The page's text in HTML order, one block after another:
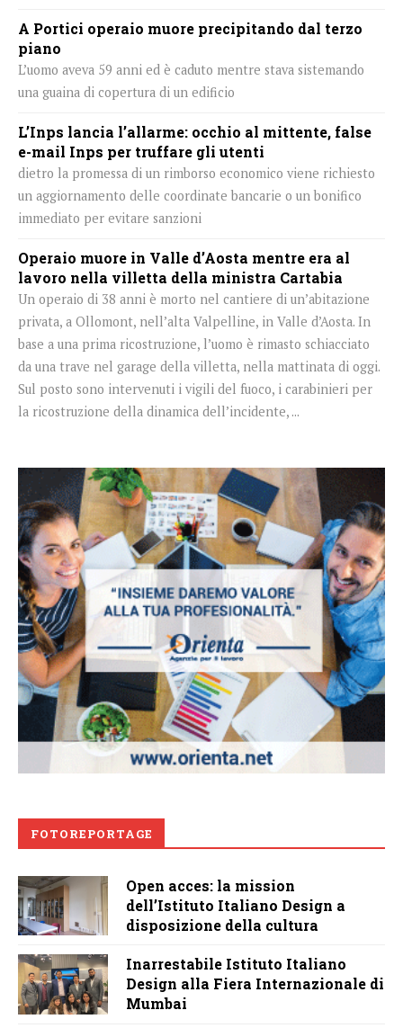
A Portici operaio muore precipitando dal terzo
piano
L’uomo aveva 59 anni ed è caduto mentre stava sistemando
una guaina di copertura di un edificio
L’Inps lancia l’allarme: occhio al mittente, false
e-mail Inps per truffare gli utenti
dietro la promessa di un rimborso economico viene richiesto
un aggiornamento delle coordinate bancarie o un bonifico
immediato per evitare sanzioni
Operaio muore in Valle d’Aosta mentre era al
lavoro nella villetta della ministra Cartabia
Un operaio di 38 anni è morto nel cantiere di un’abitazione
privata, a Ollomont, nell’alta Valpelline, in Valle d’Aosta. In
base a una prima ricostruzione, l’uomo è rimasto schiacciato
da una trave nel garage della villetta, nella mattinata di oggi.
Sul posto sono intervenuti i vigili del fuoco, i carabinieri per
la ricostruzione della dinamica dell’incidente, ...
FOTOREPORTAGE
Open acces: la mission
dell’Istituto Italiano Design a
disposizione della cultura
Inarrestabile Istituto Italiano
Design alla Fiera Internazionale di
Mumbai